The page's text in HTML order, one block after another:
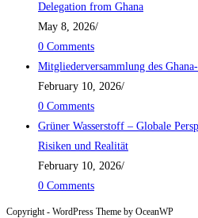
Delegation from Ghana
May 8, 2026/
0 Comments
Mitgliederversammlung des
February 10, 2026/
0 Comments
Grüner Wasserstoff – Globale
Risiken und Realität
February 10, 2026/
0 Comments
Copyright - WordPress Theme by OceanWP